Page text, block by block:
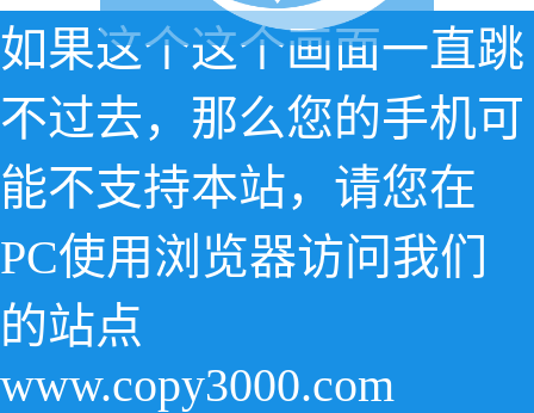
如果这个这个画面一直跳
不过去，那么您的手机可
能不支持本站，请您在
PC使用浏览器访问我们
的站点
www.copy3000.com